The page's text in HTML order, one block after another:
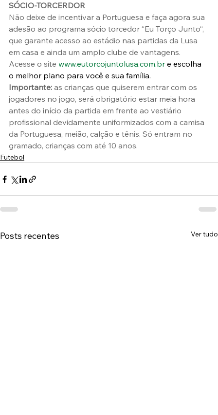
SÓCIO-TORCERDOR
Não deixe de incentivar a Portuguesa e faça agora sua
adesão ao programa sócio torcedor “Eu Torço Junto“,
que garante acesso ao estádio nas partidas da Lusa
em casa e ainda um amplo clube de vantagens.
Acesse o site www.eutorcojuntolusa.com.br e escolha
o melhor plano para você e sua família.
Importante: as crianças que quiserem entrar com os
jogadores no jogo, será obrigatório estar meia hora
antes do início da partida em frente ao vestiário
profissional devidamente uniformizados com a camisa
da Portuguesa, meião, calção e tênis. Só entram no
gramado, crianças com até 10 anos.
Futebol
Posts recentes Ver tudo